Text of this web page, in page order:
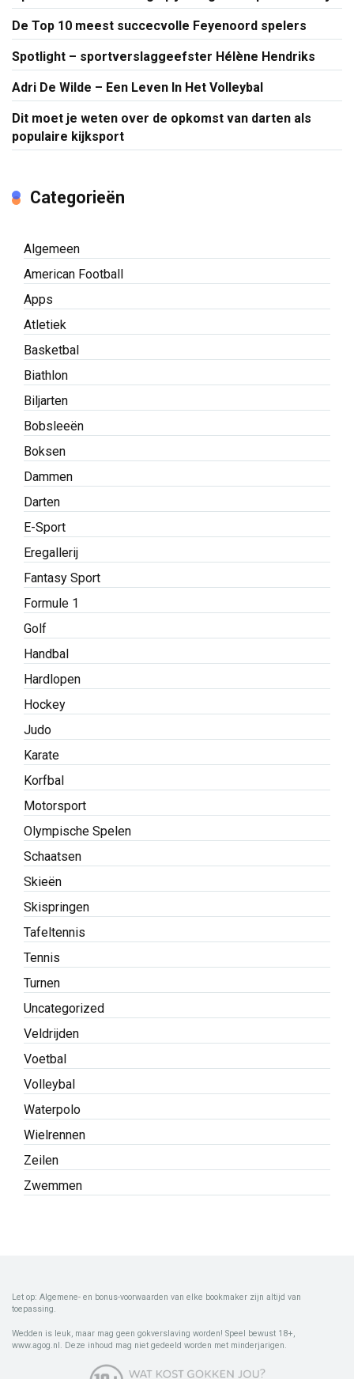
De Top 10 meest succecvolle Feyenoord spelers
Spotlight – sportverslaggeefster Hélène Hendriks
Adri De Wilde – Een Leven In Het Volleybal
Dit moet je weten over de opkomst van darten als
populaire kijksport
Categorieën
Algemeen
American Football
Apps
Atletiek
Basketbal
Biathlon
Biljarten
Bobsleeën
Boksen
Dammen
Darten
E-Sport
Eregallerij
Fantasy Sport
Formule 1
Golf
Handbal
Hardlopen
Hockey
Judo
Karate
Korfbal
Motorsport
Olympische Spelen
Schaatsen
Skieën
Skispringen
Tafeltennis
Tennis
Turnen
Uncategorized
Veldrijden
Voetbal
Volleybal
Waterpolo
Wielrennen
Zeilen
Zwemmen
Let op: Algemene- en bonus-voorwaarden van elke bookmaker zijn altijd van
toepassing.
Wedden is leuk, maar mag geen gokverslaving worden! Speel bewust 18+,
www.agog.nl. Deze inhoud mag niet gedeeld worden met minderjarigen.